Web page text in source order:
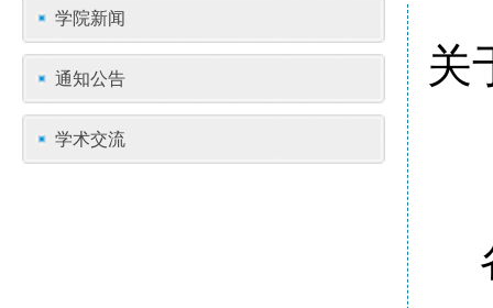
学院新闻
通知公告
学术交流
关